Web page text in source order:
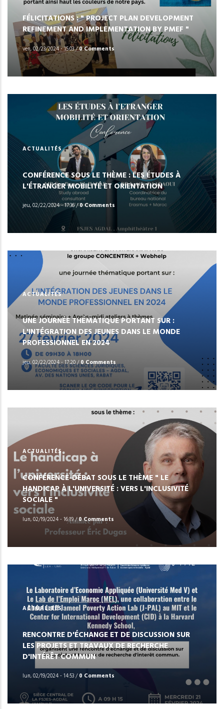
FÉLICITATIONS : " PROJECT PLAN DEVELOPMENT
REFINEMENT AND IMPLEMENTATION BY PMEF "
ven, 02/23/2024 - 15:03/0 Comments
ACTUALITÉS
CONFÉRENCE SOUS LE THÈME : LES ÉTUDES À
L'ÉTRANGER MOBILITÉ ET ORIENTATION
jeu, 02/22/2024 - 17:36/0 Comments
ACTUALITÉS
UNE JOURNÉE THÉMATIQUE PORTANT SUR :
L'INTÉGRATION DES JEUNES DANS LE MONDE
PROFESSIONNEL EN 2024
jeu, 02/22/2024 - 17:20/0 Comments
ACTUALITÉS
CONFÉRENCE-DÉBAT SOUS LE THÈME " LE
HANDICAP À L'UNIVERSITÉ : VERS L'INCLUSIVITÉ
SOCIALE "
lun, 02/19/2024 - 16:19/0 Comments
ACTUALITÉS
RENCONTRE D'ÉCHANGE ET DE DISCUSSION SUR
LES PROJETS ET TRAVAUX DE RECHERCHE
D'INTÉRÊT COMMUN
lun, 02/19/2024 - 14:53/0 Comments